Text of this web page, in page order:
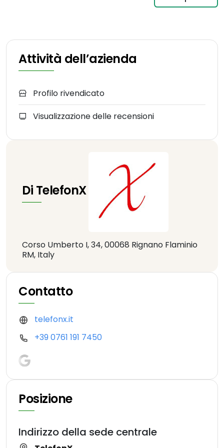
Attività dell’azienda
Profilo rivendicato
Visualizzazione delle recensioni
Di TelefonX
Corso Umberto I, 34, 00068 Rignano Flaminio
RM, Italy
Contatto
telefonx.it
+39 0761 191 7450
Posizione
Indirizzo della sede centrale